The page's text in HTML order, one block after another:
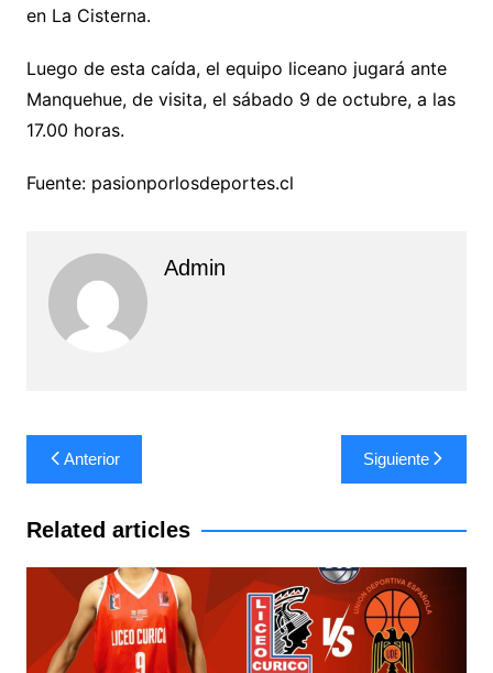
en La Cisterna.
Luego de esta caída, el equipo liceano jugará ante
Manquehue, de visita, el sábado 9 de octubre, a las
17.00 horas.
Fuente: pasionporlosdeportes.cl
Admin
Navegación
de
entradas
Anterior Siguiente
Related articles